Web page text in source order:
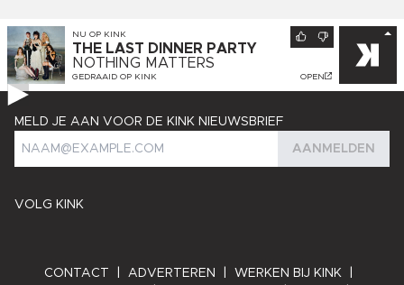
NU OP KINK
THE LAST DINNER PARTY
NOTHING MATTERS
GEDRAAID OP KINK OPEN
VOLG KINK
MELD JE AAN VOOR DE KINK NIEUWSBRIEF
AANMELDEN
CONTACT ADVERTEREN WERKEN BIJ KINK